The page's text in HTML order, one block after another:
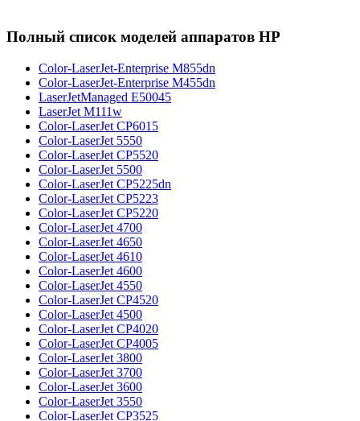
Полный список моделей аппаратов HP
Color-LaserJet-Enterprise M855dn
Color-LaserJet-Enterprise M455dn
LaserJetManaged E50045
LaserJet M111w
Color-LaserJet CP6015
Color-LaserJet 5550
Color-LaserJet CP5520
Color-LaserJet 5500
Color-LaserJet CP5225dn
Color-LaserJet CP5223
Color-LaserJet CP5220
Color-LaserJet 4700
Color-LaserJet 4650
Color-LaserJet 4610
Color-LaserJet 4600
Color-LaserJet 4550
Color-LaserJet CP4520
Color-LaserJet 4500
Color-LaserJet CP4020
Color-LaserJet CP4005
Color-LaserJet 3800
Color-LaserJet 3700
Color-LaserJet 3600
Color-LaserJet 3550
Color-LaserJet CP3525